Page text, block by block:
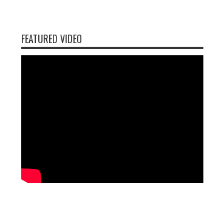
FEATURED VIDEO